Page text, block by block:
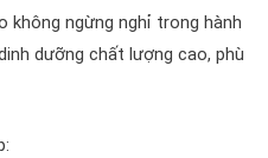
không ngừng nghỉ trong hành
dưỡng chất lượng cao, phù